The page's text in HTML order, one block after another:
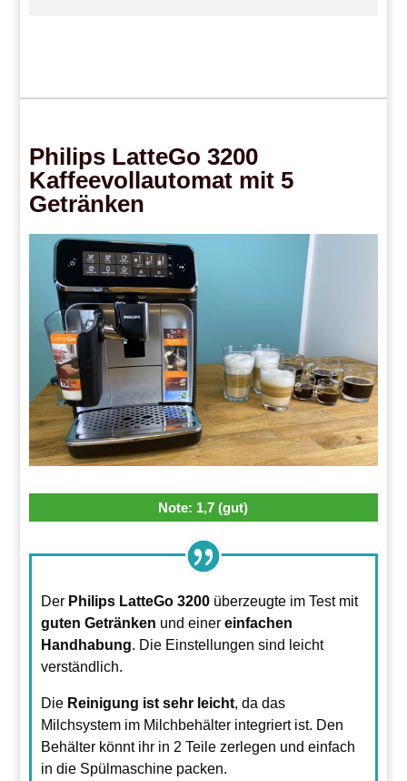
Philips LatteGo 3200
Kaffeevollautomat mit 5
Getränken
Note: 1,7 (gut)
Der Philips LatteGo 3200 überzeugte im Test mit
guten Getränken und einer einfachen
Handhabung. Die Einstellungen sind leicht
verständlich.
Die Reinigung ist sehr leicht, da das
Milchsystem im Milchbehälter integriert ist. Den
Behälter könnt ihr in 2 Teile zerlegen und einfach
in die Spülmaschine packen.